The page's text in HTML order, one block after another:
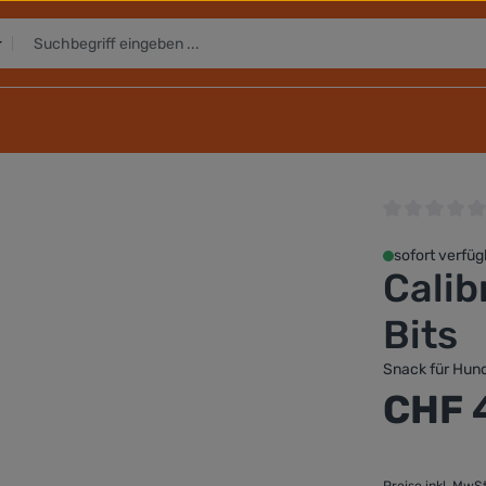
sofort
Bits
Snack für
Regulärer Preis:
CHF